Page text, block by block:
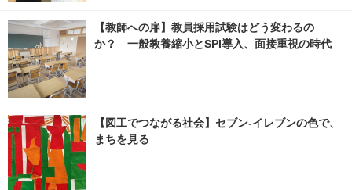
【教師への扉】教員採用試験はどう変わるの
か？ 一般教養縮小とSPI導入、面接重視の時代
【図工でつながる社会】セブン‐イレブンの色で、
まちを見る